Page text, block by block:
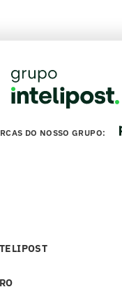
DO NOSSO GRUPO: